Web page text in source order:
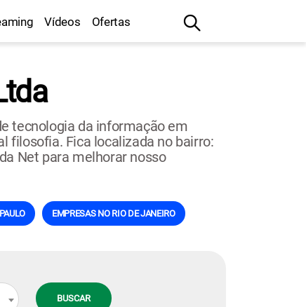
Vídeos Ofertas
tecnologia da informação em
filosofia. Fica localizada no bairro:
Net para melhorar nosso
EMPRESAS NO RIO DE JANEIRO
BUSCAR